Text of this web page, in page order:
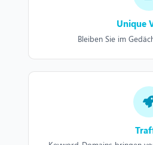
Unique
Bleiben Sie im